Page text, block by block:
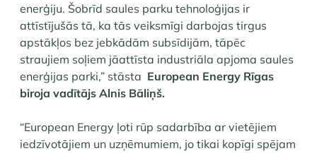
enerģiju. Šobrīd saules parku tehnoloģijas ir
attīstījušās tā, ka tās veiksmīgi darbojas tirgus
apstākļos bez jebkādām subsīdijām, tāpēc
straujiem soļiem jāattīsta industriāla apjoma saules
enerģijas parki,” stāsta European Energy Rīgas
biroja vadītājs Alnis Bāliņš.
“European Energy ļoti rūp sadarbība ar vietējiem
iedzīvotājiem un uzņēmumiem, jo tikai kopīgi spējam